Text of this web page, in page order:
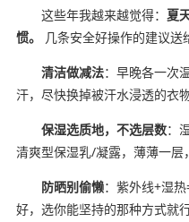
这些年我越来越觉得： 夏
惯。
几条安全好操作的建议送
清洁做减法：早晚各一次
汗，尽快换掉被汗水浸透的衣
保湿选质地，不选层数：
清爽型保湿乳/凝露，薄薄一层
防晒别偷懒：紫外线+湿
好，选你能坚持的那种方式就行